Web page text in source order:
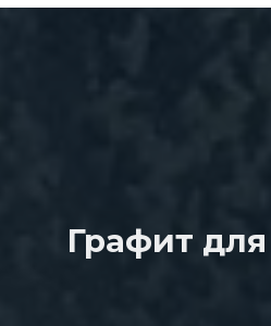
Графит